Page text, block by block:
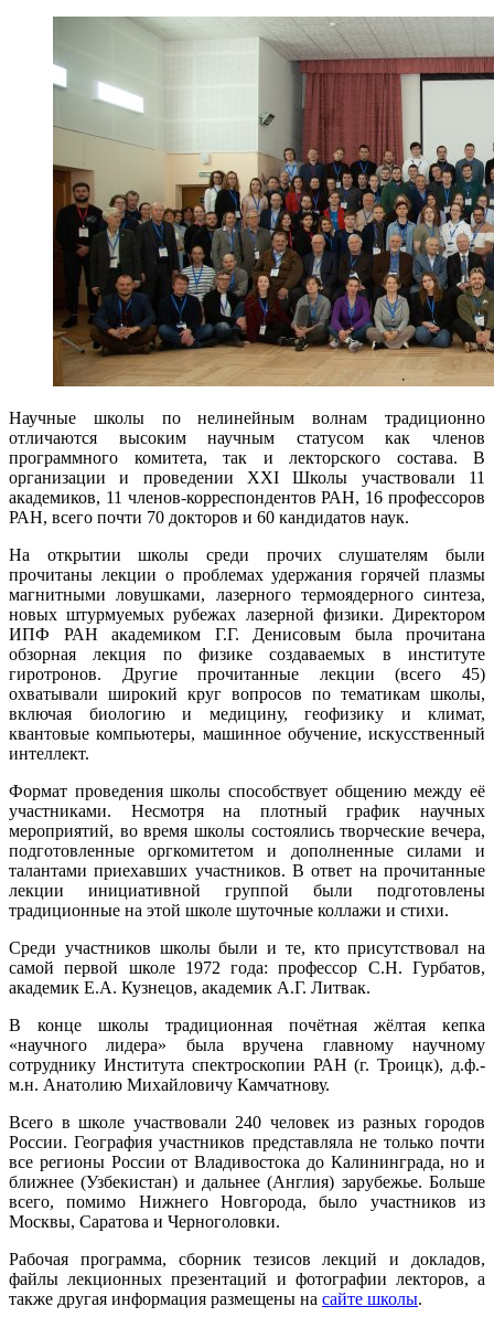
Научные школы по нелинейным волнам традиционно
отличаются высоким научным статусом как членов
программного комитета, так и лекторского состава. В
организации и проведении XXI Школы участвовали 11
академиков, 11 членов-корреспондентов РАН, 16 профессоров
РАН, всего почти 70 докторов и 60 кандидатов наук.
На открытии школы среди прочих слушателям были
прочитаны лекции о проблемах удержания горячей плазмы
магнитными ловушками, лазерного термоядерного синтеза,
новых штурмуемых рубежах лазерной физики. Директором
ИПФ РАН академиком Г.Г. Денисовым была прочитана
обзорная лекция по физике создаваемых в институте
гиротронов. Другие прочитанные лекции (всего 45)
охватывали широкий круг вопросов по тематикам школы,
включая биологию и медицину, геофизику и климат,
квантовые компьютеры, машинное обучение, искусственный
интеллект.
Формат проведения школы способствует общению между её
участниками. Несмотря на плотный график научных
мероприятий, во время школы состоялись творческие вечера,
подготовленные оргкомитетом и дополненные силами и
талантами приехавших участников. В ответ на прочитанные
лекции инициативной группой были подготовлены
традиционные на этой школе шуточные коллажи и стихи.
Среди участников школы были и те, кто присутствовал на
самой первой школе 1972 года: профессор С.Н. Гурбатов,
академик Е.А. Кузнецов, академик А.Г. Литвак.
В конце школы традиционная почётная жёлтая кепка
«научного лидера» была вручена главному научному
сотруднику Института спектроскопии РАН (г. Троицк), д.ф.-
м.н. Анатолию Михайловичу Камчатнову.
Всего в школе участвовали 240 человек из разных городов
России. География участников представляла не только почти
все регионы России от Владивостока до Калининграда, но и
ближнее (Узбекистан) и дальнее (Англия) зарубежье. Больше
всего, помимо Нижнего Новгорода, было участников из
Москвы, Саратова и Черноголовки.
Рабочая программа, сборник тезисов лекций и докладов,
файлы лекционных презентаций и фотографии лекторов, а
также другая информация размещены на сайте школы.